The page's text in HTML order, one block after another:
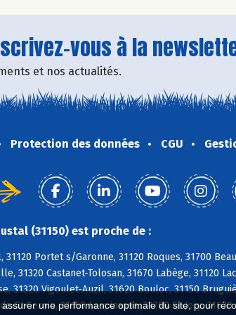
une performance optimale du site, pour
vous à la
et nos actualités.
Protection des données CGU
(31150) est proche de :
31120 Portet s/Garonne, 31120 Roques, 31700
31320 Castanet-Tolosan, 31670 Labège, 31120
31320 Vigoulet-Auzil, 31620 Bouloc, 31150
St-Sernin, 31150 Lespinasse, 31790 St-Jory,